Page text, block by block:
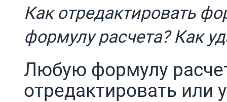
Как отредактировать
формулу расчета? Как
Любую формулу
отредактировать или